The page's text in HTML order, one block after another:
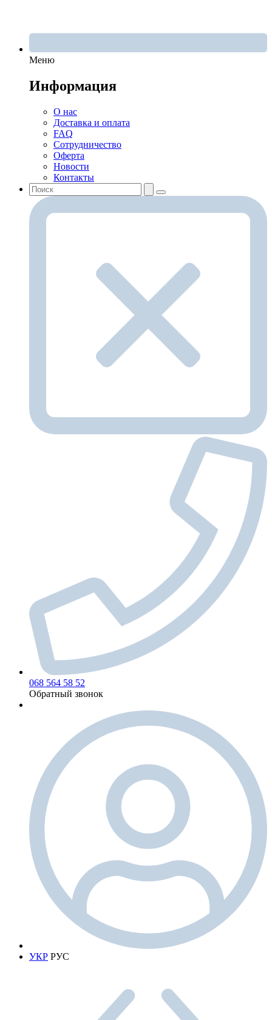
Меню
Информация
О нас
Доставка и оплата
FAQ
Сотрудничество
Оферта
Новости
Контакты
068 564 58 52
Обратный звонок
УКР РУС